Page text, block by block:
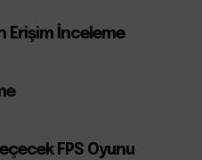
Erişim İnceleme
FPS Oyunu